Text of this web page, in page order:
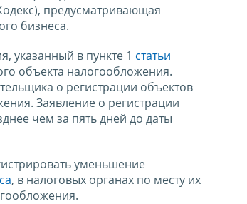
предусматривающая
бизнеса.
указанный в пункте 1 статьи
объекта налогообложения.
о регистрации объектов
Заявление о регистрации
чем за пять дней до даты
уменьшение
, в налоговых органах по месту их